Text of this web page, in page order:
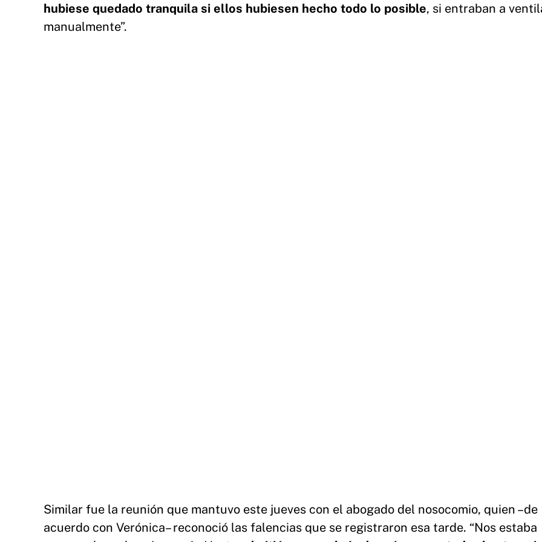
hubiese quedado tranquila si ellos hubiesen hecho todo lo posible, si entraban a
manualmente”.
Similar fue la reunión que mantuvo este jueves con el abogado del nosocomio, quien –de
acuerdo con Verónica– reconoció las falencias que se registraron esa tarde. “Nos estaba